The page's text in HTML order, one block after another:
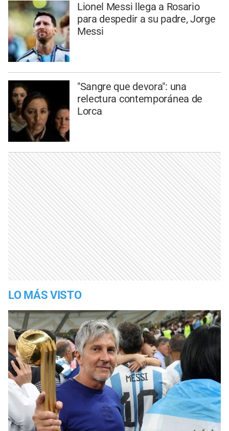
Lionel Messi llega a Rosario
para despedir a su padre, Jorge
Messi
"Sangre que devora": una
relectura contemporánea de
Lorca
LO MÁS VISTO